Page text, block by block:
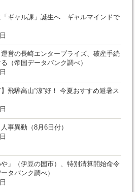
「ギャル課」誕生へ ギャルマインドで
運営の長崎エンタープライズ、破産手続
（帝国データバンク調べ）
】飛騨高山“涼”好！ 今夏おすすめ避暑ス
事異動（8月6日付）
」（伊豆の国市）、特別清算開始命令
タバンク調べ）